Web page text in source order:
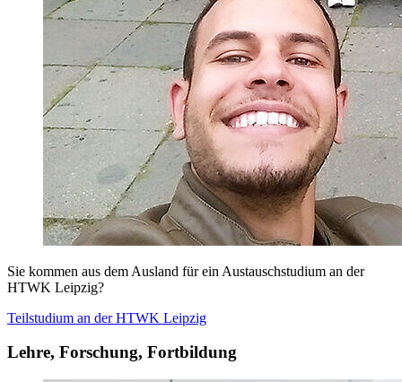
Sie kommen aus dem Ausland für ein Austauschstudium an der
HTWK Leipzig?
Teilstudium an derHTWK Leipzig
Lehre, Forschung, Fortbildung